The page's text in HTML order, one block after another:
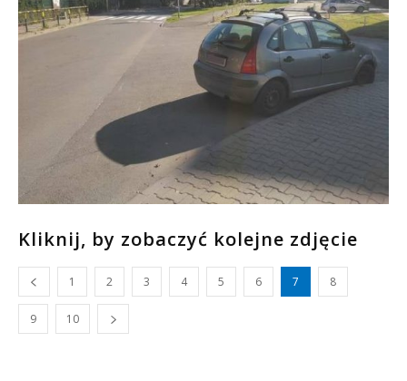
Kliknij, by zobaczyć kolejne zdjęcie
1 2 3 4 5 6 7 8
9 10